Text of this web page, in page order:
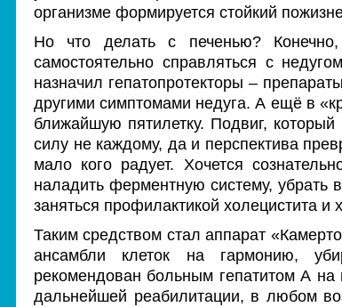
организме формируется стойкий
Но что делать с печенью? Конечно,
самостоятельно справляться с
назначил гепатопротекторы –
другими симптомами недуга. А ещё в
ближайшую пятилетку. Подвиг,
силу не каждому, да и перспектива
мало кого радует. Хочется
наладить ферментную систему, убрать
заняться профилактикой холецистита и
Таким средством стал аппарат
ансамбли клеток на гармонию,
рекомендован больным гепатитом А на
дальнейшей реабилитации, в любом